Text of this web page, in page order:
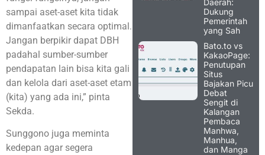
sampai aset-aset kita tidak
dimanfaatkan secara optimal.
Jangan berpikir dapat DBH
padahal sumber-sumber
pendapatan lain bisa kita gali
dan kelola dari aset-aset etam
(kita) yang ada ini,” pinta
Sekda.
Sunggono juga meminta
kedepan agar segera
Dukung
Pemerintah
yang Sah
Bato.to vs
KakaoPage:
Penutupan
Situs
Bajakan Picu
Debat
Sengit di
Kalangan
Pembaca
Manhwa,
Manhua,
dan Manga